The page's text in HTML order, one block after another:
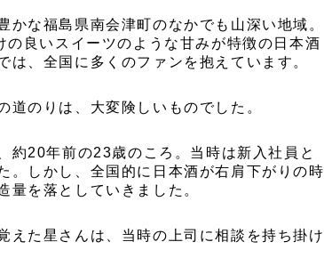
かな福島県南会津町のなかでも山深い地域。
良いスイーツのような甘みが特徴の日本酒
は、全国に多くのファンを抱えています。
道のりは、大変険しいものでした。
約20年前の23歳のころ。当時は新入社員と
。しかし、全国的に日本酒が右肩下がりの時
量を落としていきました。
えた星さんは、当時の上司に相談を持ち掛け